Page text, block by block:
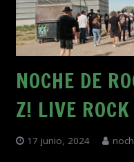
Foro
Contacto
Acerca de
NOCHE DE
Z! LIVE
17 junio, 2024